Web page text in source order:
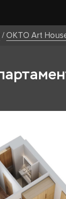
/OKTO Art